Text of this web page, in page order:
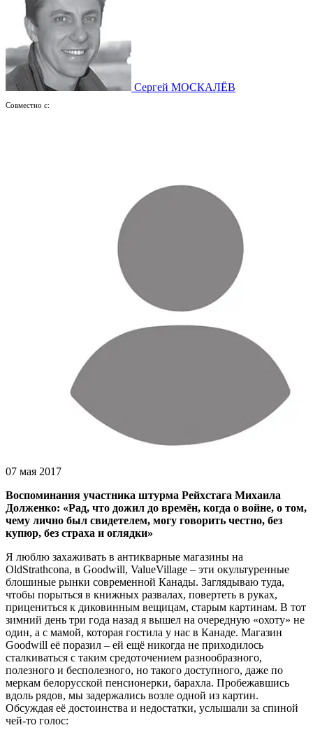
Сергей МОСКАЛЁВ
Совместно с:
07 мая 2017
Воспоминания участника штурма Рейхстага Михаила
Долженко: «Рад, что дожил до времён, когда о войнe, о том,
чему лично был свидетелем, могу говорить честно, без
купюр, без страха и оглядки»
Я люблю захаживать в антикварные магазины на
OldStrathcona, в Goodwill, ValueVillage – эти окультуренные
блошиные рынки современной Канады. Заглядываю туда,
чтобы порыться в книжных развалах, повертеть в руках,
прицениться к диковинным вещицам, старым картинам. В тот
зимний день три года назад я вышел на очередную «охоту» не
один, а с мамой, которая гостила у нас в Канаде. Магазин
Goodwill её поразил – ей ещё никогда не приходилось
сталкиваться с таким средоточением разнообразного,
полезного и бесполезного, но такого доступного, даже по
меркам белорусской пенсионерки, барахла. Пробежавшись
вдоль рядов, мы задержались возле одной из картин.
Обсуждая её достоинства и недостатки, услышали за спиной
чей-то голос: